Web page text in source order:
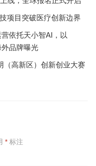
项目突破医疗创新边界
依托天小智AI，以
品牌曝光
高新区）创新创业大赛
*标注